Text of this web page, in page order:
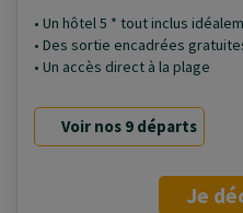
• Un hôtel 5 * tout inclus
• Des sortie encadrées
• Un accès direct à la plage
Voir nos 9 départs
Je